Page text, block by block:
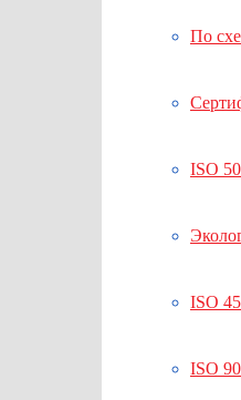
По
ISO
ISO
ISO